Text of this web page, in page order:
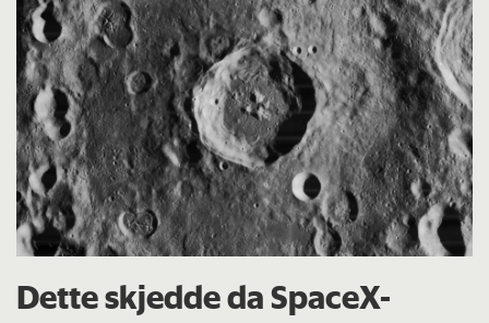
Dette skjedde da SpaceX-